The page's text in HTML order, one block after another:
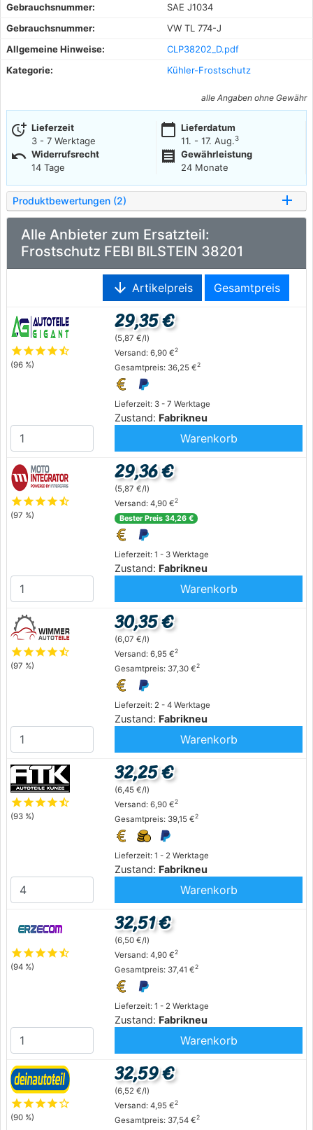
Gebrauchsnummer:
SAE J1034
Gebrauchsnummer:
VW TL 774-J
Allgemeine Hinweise:
CLP38202_D.pdf
Kategorie:
Kühler-Frostschutz
alle Angaben ohne Gewähr
more_time Lieferzeit
3 - 7 Werktage
calendar_today Lieferdatum
11. - 17. Aug.3
undo Widerrufsrecht
14 Tage
receipt
Gewährleistung
24 Monate
Produktbewertungen (2)
Alle Anbieter zum Ersatzteil:
Frostschutz FEBI BILSTEIN 38201
arrow_downward Artikelpreis Gesamtpreis
starstarstarstarstar_half
(96 %)
Lieferzeit: 3 - 7 Werktage
Zustand: Fabrikneu
29,35 €
(5,87 €/l)
Versand: 6,90 €2
Gesamtpreis: 36,25 €2
Warenkorb
starstarstarstarstar_half
(97 %)
Lieferzeit: 1 - 3 Werktage
Zustand: Fabrikneu
29,36 €
(5,87 €/l)
Versand: 4,90 €2
Bester Preis 34,26 €
Warenkorb
starstarstarstarstar_half
(97 %)
Lieferzeit: 2 - 4 Werktage
Zustand: Fabrikneu
30,35 €
(6,07 €/l)
Versand: 6,95 €2
Gesamtpreis: 37,30 €2
Warenkorb
starstarstarstarstar_half
(93 %)
Lieferzeit: 1 - 2 Werktage
Zustand: Fabrikneu
32,25 €
(6,45 €/l)
Versand: 6,90 €2
Gesamtpreis: 39,15 €2
Warenkorb
starstarstarstarstar_half
(94 %)
Lieferzeit: 1 - 2 Werktage
Zustand: Fabrikneu
32,51 €
(6,50 €/l)
Versand: 4,90 €2
Gesamtpreis: 37,41 €2
Warenkorb
starstarstarstarstar_outline
(90 %)
32,59 €
(6,52 €/l)
Versand: 4,95 €2
Gesamtpreis: 37,54 €2